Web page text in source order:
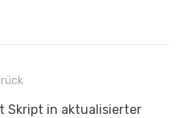
Skript in aktualisierter